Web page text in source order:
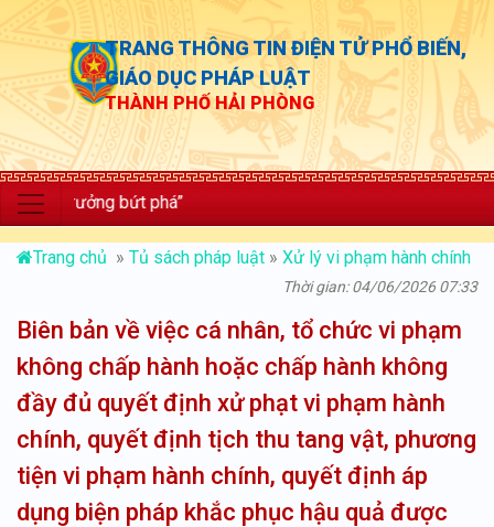
TRANG THÔNG TIN ĐIỆN TỬ PHỔ BIẾN,
GIÁO DỤC PHÁP LUẬT
THÀNH PHỐ HẢI PHÒNG
trưởng bứt phá”
Trang chủ » Tủ sách pháp luật » Xử lý vi phạm hành chính
Thời gian: 04/06/2026 07:33
Biên bản về việc cá nhân, tổ chức vi phạm
không chấp hành hoặc chấp hành không
đầy đủ quyết định xử phạt vi phạm hành
chính, quyết định tịch thu tang vật, phương
tiện vi phạm hành chính, quyết định áp
dụng biện pháp khắc phục hậu quả được